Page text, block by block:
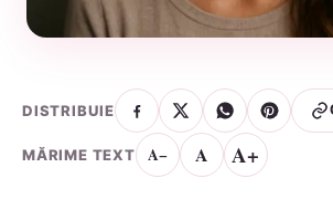
DISTRIBUIE
MĂRIME TEXT A− A A+